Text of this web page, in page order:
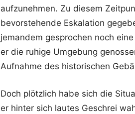
aufzunehmen. Zu diesem
bevorstehende Eskalation
jemandem gesprochen noch
er die ruhige Umgebung
Aufnahme des historischen
Doch plötzlich habe sich die
er hinter sich lautes Geschrei